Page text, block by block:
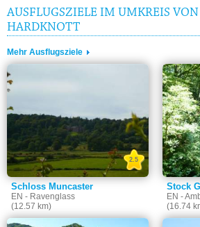
AUSFLUGSZIELE IM UMKREIS
HARDKNOTT
Mehr Ausflugsziele
Schloss Muncaster
EN - Ravenglass
(12.57 km)
2.5
Stock
EN -
(16.74